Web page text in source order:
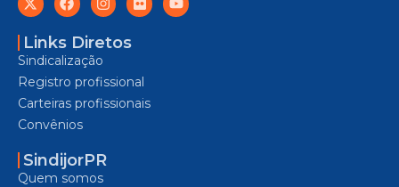
Links Diretos
Sindicalização
Registro profissional
Carteiras profissionais
Convênios
SindijorPR
Quem somos